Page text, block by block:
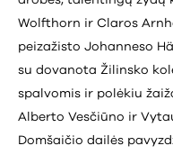
Wolfthorn ir Claros
peizažisto Johanneso
su dovanota Žilinsko
spalvomis ir polėkiu
Alberto Vesčiūno ir
Domšaičio dailės